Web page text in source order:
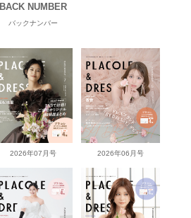
BACK NUMBER
バックナンバー
2026年07月号 2026年06月号